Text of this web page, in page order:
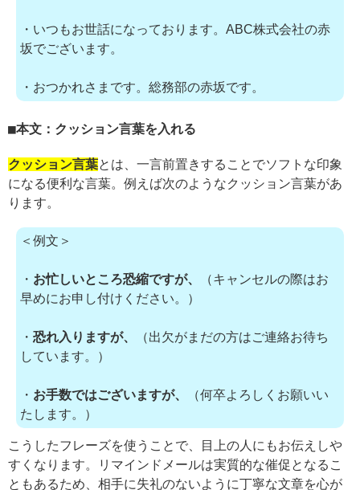
・いつもお世話になっております。ABC株式会社の赤
坂でございます。
・おつかれさまです。総務部の赤坂です。
本文：クッション言葉を入れる
クッション言葉とは、一言前置きすることでソフトな印象
になる便利な言葉。例えば次のようなクッション言葉があ
ります。
＜例文＞
・ お忙しいところ恐縮ですが、
（キャンセルの際はお
早めにお申し付けください。）
・ 恐れ入りますが、
（出欠がまだの方はご連絡お待ち
しています。）
・ お手数ではございますが、
（何卒よろしくお願いい
たします。）
こうしたフレーズを使うことで、目上の人にもお伝えしや
すくなります。リマインドメールは実質的な催促となるこ
ともあるため、相手に失礼のないように丁寧な文章を心が